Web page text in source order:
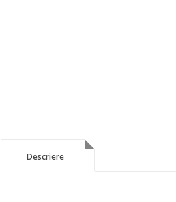
Descriere
Descriere